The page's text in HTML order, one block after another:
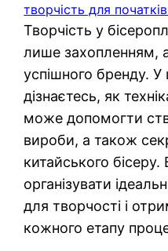
творчість для
Творчість у
лише захопленням,
успішного бренду. У
дізнаєтесь, як
може допомогти
вироби, а також
китайського бісеру.
організувати
для творчості і
кожного етапу